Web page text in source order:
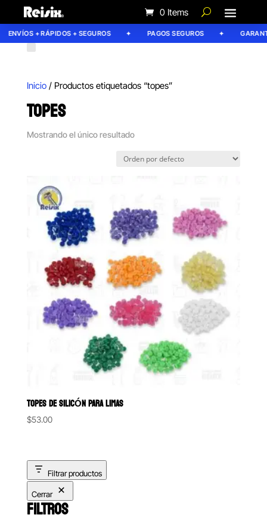
0 Items
ENVÍOS + RÁPIDOS + SEGUROS PAGOS SEGUROS
Inicio/ Productos etiquetados “topes”
TOPES
Mostrando el único resultado
TOPES DE SILICÓN PARA LIMAS
$53.00
Filtrar productos
Cerrar
FILTROS